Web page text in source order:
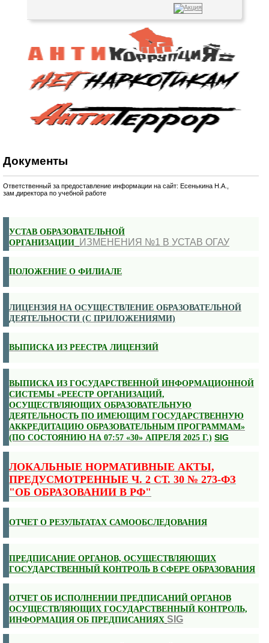
Документы
Ответственный за предоставление информации на сайт: Есенькина Н.А.,
зам.директора по учебной работе
УСТАВ ОБРАЗОВАТЕЛЬНОЙ
ОРГАНИЗАЦИИ
ИЗМЕНЕНИЯ №1 В УСТАВ ОГАУ
ПОЛОЖЕНИЕ О ФИЛИАЛЕ
ЛИЦЕНЗИЯ НА ОСУЩЕСТВЛЕНИЕ ОБРАЗОВАТЕЛЬНОЙ
ДЕЯТЕЛЬНОСТИ (С ПРИЛОЖЕНИЯМИ)
ВЫПИСКА ИЗ РЕЕСТРА ЛИЦЕНЗИЙ
ВЫПИСКА ИЗ ГОСУДАРСТВЕННОЙ ИНФОРМАЦИОННОЙ
СИСТЕМЫ «РЕЕСТР ОРГАНИЗАЦИЙ,
ОСУЩЕСТВЛЯЮЩИХ ОБРАЗОВАТЕЛЬНУЮ
ДЕЯТЕЛЬНОСТЬ ПО ИМЕЮЩИМ ГОСУДАРСТВЕННУЮ
АККРЕДИТАЦИЮ ОБРАЗОВАТЕЛЬНЫМ ПРОГРАММАМ»
(ПО СОСТОЯНИЮ НА 07:57 «30» АПРЕЛЯ 2025 Г.) SIG
ЛОКАЛЬНЫЕ НОРМАТИВНЫЕ АКТЫ,
ПРЕДУСМОТРЕННЫЕ Ч. 2 СТ. 30 № 273-ФЗ
"ОБ ОБРАЗОВАНИИ В РФ"
ОТЧЕТ О РЕЗУЛЬТАТАХ САМООБСЛЕДОВАНИЯ
ПРЕДПИСАНИЕ ОРГАНОВ, ОСУЩЕСТВЛЯЮЩИХ
ГОСУДАРСТВЕННЫЙ КОНТРОЛЬ В СФЕРЕ ОБРАЗОВАНИЯ
ОТЧЕТ ОБ ИСПОЛНЕНИИ ПРЕДПИСАНИЙ ОРГАНОВ
ОСУЩЕСТВЛЯЮЩИХ ГОСУДАРСТВЕННЫЙ КОНТРОЛЬ,
ИНФОРМАЦИЯ ОБ ПРЕДПИСАНИЯХ SIG